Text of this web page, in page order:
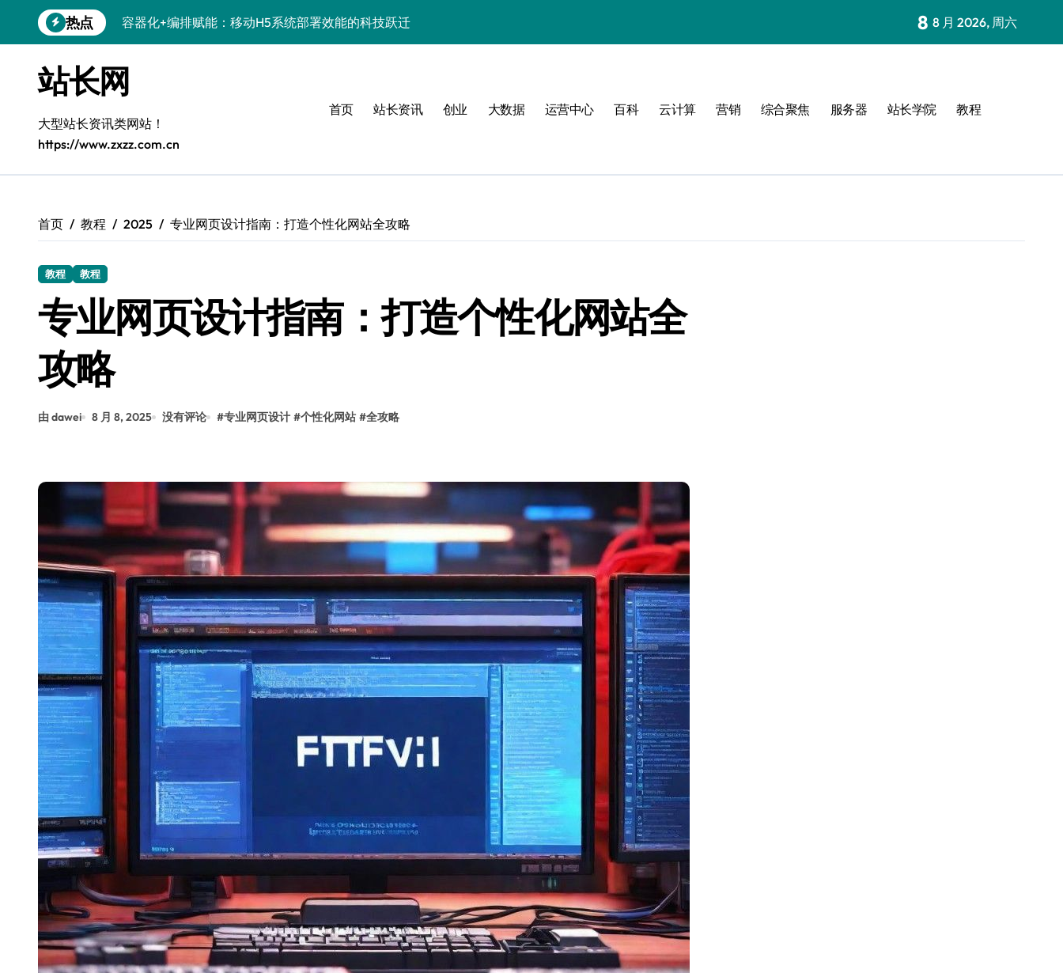
到
热点
容器化+编排赋能：移动H5系统部署效能的科技跃迁
科技赋能：容器化新策引领服务器高效部署与智能编排革新
科技赋能：系统容器智能优化，高效编排促服务器性能飙升
弹性架构赋能精准计算，重塑云端体验
Windows开发环境搭建：运行库管理全攻略
鸿蒙云架构下弹性计算优化探索
系统优化驱动：容器编排策略在服务器集群的科技分类实践
8 8 月 2026, 周六
站长网
大型站长资讯类网站！
https://www.zxzz.com.cn
首页 站长资讯 创业 大数据 运营中心 百科 云计算 营销 综合聚焦 服务器 站长学院 教程
首页 教程 2025 专业网页设计指南：打造个性化网站全攻略
教程 教程
专业网页设计指南：打造个性化网站全
攻略
由 dawei 8 月 8, 2025 没有评论 #专业网页设计 #个性化网站 #全攻略